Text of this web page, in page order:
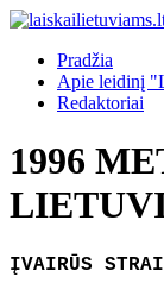
Pradžia
Apie leidinį
Redaktoriai
1996
ĮVAIRŪS